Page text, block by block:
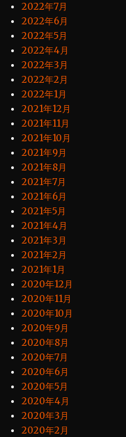
2022年7月
2022年6月
2022年5月
2022年4月
2022年3月
2022年2月
2022年1月
2021年12月
2021年11月
2021年10月
2021年9月
2021年8月
2021年7月
2021年6月
2021年5月
2021年4月
2021年3月
2021年2月
2021年1月
2020年12月
2020年11月
2020年10月
2020年9月
2020年8月
2020年7月
2020年6月
2020年5月
2020年4月
2020年3月
2020年2月